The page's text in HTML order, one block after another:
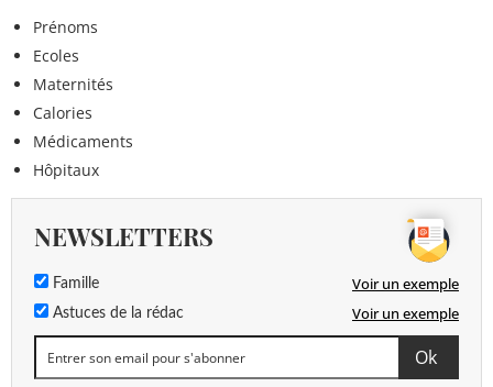
Prénoms
Ecoles
Maternités
Calories
Médicaments
Hôpitaux
NEWSLETTERS
Famille Voir un exemple
Astuces de la rédac Voir un exemple